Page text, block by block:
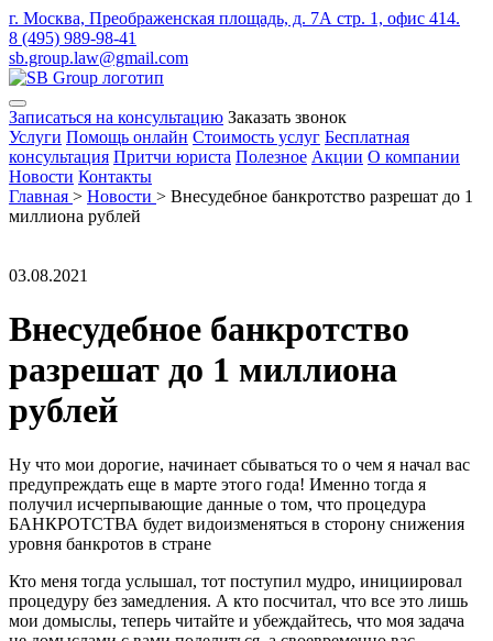
г. Москва, Преображенская площадь, д. 7А стр. 1, офис 414.
8 (495) 989-98-41
sb.group.law@gmail.com
Записаться на консультацию Заказать звонок
Услуги Помощь онлайн Стоимость услуг Бесплатная
консультация Притчи юриста Полезное Акции О компании
Новости Контакты
Главная > Новости > Внесудебное банкротство разрешат до 1
миллиона рублей
03.08.2021
Внесудебное банкротство
разрешат до 1 миллиона
рублей
Ну что мои дорогие, начинает сбываться то о чем я начал вас
предупреждать еще в марте этого года! Именно тогда я
получил исчерпывающие данные о том, что процедура
БАНКРОТСТВА будет видоизменяться в сторону снижения
уровня банкротов в стране
Кто меня тогда услышал, тот поступил мудро, инициировал
процедуру без замедления. А кто посчитал, что все это лишь
мои домыслы, теперь читайте и убеждайтесь, что моя задача